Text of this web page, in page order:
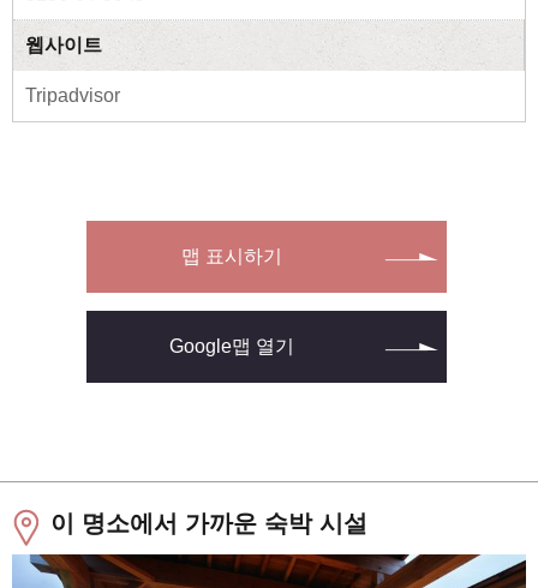
웹사이트
Tripadvisor
맵 표시하기
Google맵 열기
이 명소에서 가까운 숙박 시설